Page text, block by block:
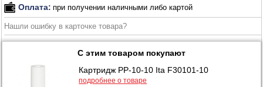
Оплата: при получении наличными либо картой
Нашли ошибку в карточке товара?
С этим товаром покупают
Картридж PP-10-10 Ita F30101-10
подробнее о товаре